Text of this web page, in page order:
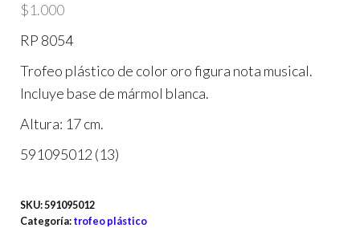
$1.000
RP 8054
Trofeo plástico de color oro figura nota musical.
Incluye base de mármol blanca.
Altura: 17 cm.
591095012 (13)
SKU:591095012
Categoría: trofeo plástico